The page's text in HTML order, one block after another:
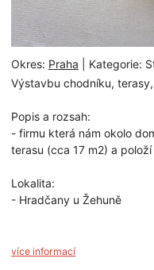
Okres: Praha | Kategorie:
Výstavbu chodníku,
Popis a rozsah:
- firmu která nám okolo
terasu (cca 17 m2) a
Lokalita:
- Hradčany u Žehuně
více informací